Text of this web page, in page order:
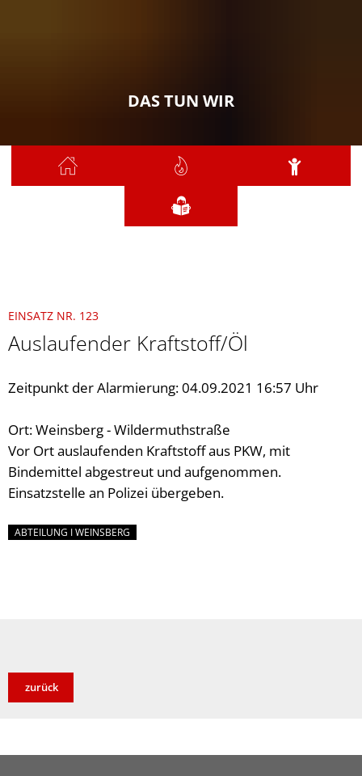
DAS TUN WIR
EINSATZ NR. 123
Auslaufender Kraftstoff/Öl
Zeitpunkt der Alarmierung: 04.09.2021 16:57 Uhr
Ort: Weinsberg - Wildermuthstraße
Vor Ort auslaufenden Kraftstoff aus PKW, mit
Bindemittel abgestreut und aufgenommen.
Einsatzstelle an Polizei übergeben.
ABTEILUNG I WEINSBERG
zurück